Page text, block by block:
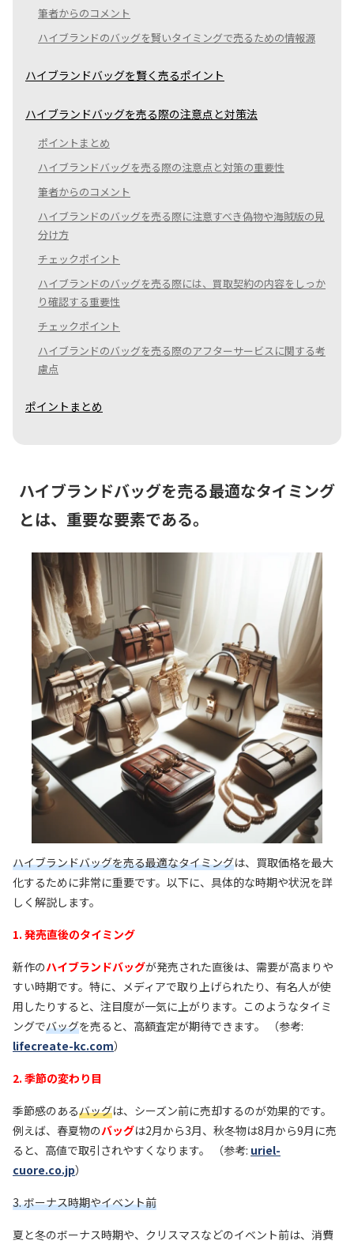
筆者からのコメント
ハイブランドのバッグを賢いタイミングで売るための情報源
ハイブランドバッグを賢く売るポイント
ハイブランドバッグを売る際の注意点と対策法
ポイントまとめ
ハイブランドバッグを売る際の注意点と対策の重要性
筆者からのコメント
ハイブランドのバッグを売る際に注意すべき偽物や海賊版の見
分け方
チェックポイント
ハイブランドのバッグを売る際には、買取契約の内容をしっか
り確認する重要性
チェックポイント
ハイブランドのバッグを売る際のアフターサービスに関する考
慮点
ポイントまとめ
ハイブランドバッグを売る最適なタイミング
とは、重要な要素である。
ハイブランドバッグを売る最適なタイミングは、買取価格を最大
化するために非常に重要です。以下に、具体的な時期や状況を詳
しく解説します。
1. 発売直後のタイミング
新作のハイブランドバッグが発売された直後は、需要が高まりや
すい時期です。特に、メディアで取り上げられたり、有名人が使
用したりすると、注目度が一気に上がります。このようなタイミ
ングでバッグを売ると、高額査定が期待できます。 （参考:
lifecreate-kc.com）
2. 季節の変わり目
季節感のあるバッグは、シーズン前に売却するのが効果的です。
例えば、春夏物のバッグは2月から3月、秋冬物は8月から9月に売
ると、高値で取引されやすくなります。 （参考: uriel-
cuore.co.jp）
3. ボーナス時期やイベント前
夏と冬のボーナス時期や、クリスマスなどのイベント前は、消費